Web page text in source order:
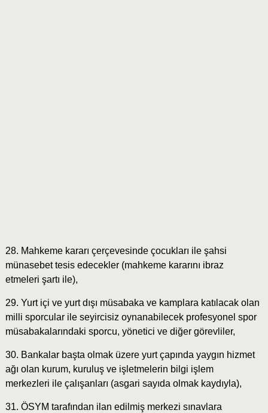
28. Mahkeme kararı çerçevesinde çocukları ile şahsi
münasebet tesis edecekler (mahkeme kararını ibraz
etmeleri şartı ile),
29. Yurt içi ve yurt dışı müsabaka ve kamplara katılacak olan
milli sporcular ile seyircisiz oynanabilecek profesyonel spor
müsabakalarındaki sporcu, yönetici ve diğer görevliler,
30. Bankalar başta olmak üzere yurt çapında yaygın hizmet
ağı olan kurum, kuruluş ve işletmelerin bilgi işlem
merkezleri ile çalışanları (asgari sayıda olmak kaydıyla),
31. ÖSYM tarafından ilan edilmiş merkezi sınavlara